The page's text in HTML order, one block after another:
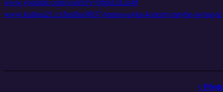
www.youtube.com/watch?v=0fgn1oLlz40
www.kultura21.cz/hudba/8837-tomas-savka-koncert-maybe-swing-tz
<